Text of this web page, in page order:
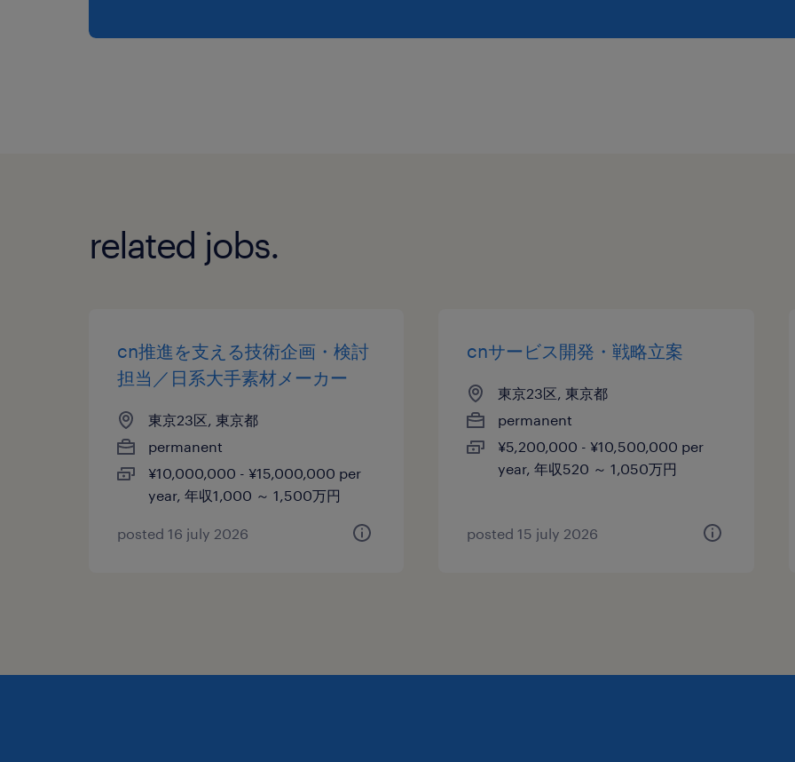
related jobs.
cn推進を支える技術企画・検討
担当／日系大手素材メーカー
東京23区, 東京都
permanent
¥10,000,000 - ¥15,000,000 per
year, 年収1,000 ～ 1,500万円
posted 16 july 2026
cnサービス開発・戦略立案
東京23区, 東京都
permanent
¥5,200,000 - ¥10,500,000 per
year, 年収520 ～ 1,050万円
posted 15 july 2026